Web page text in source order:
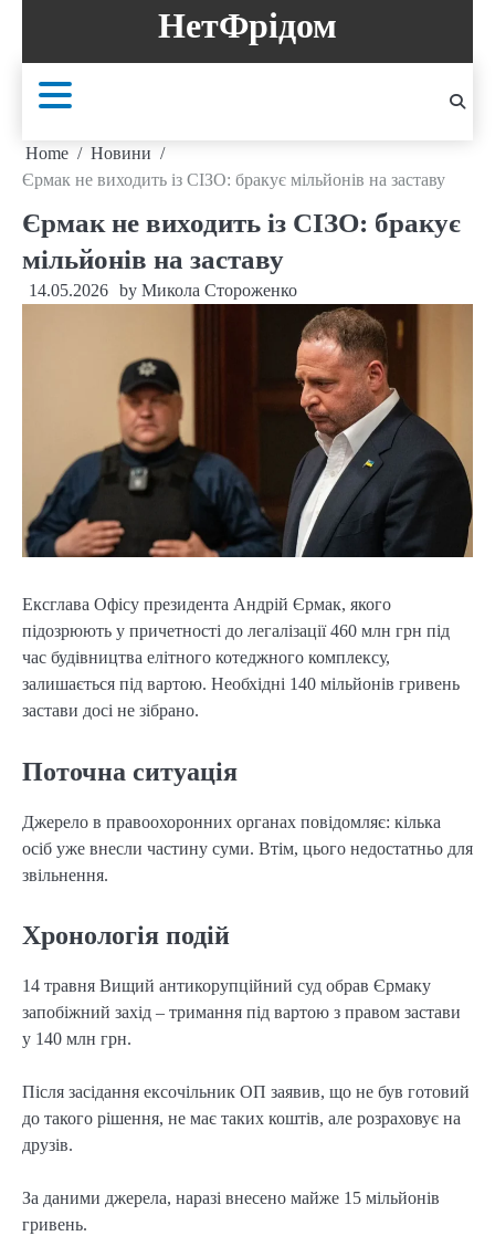
content
НетФрідом
Home
Новини
Єрмак не виходить із СІЗО: бракує мільйонів на заставу
Єрмак не виходить із СІЗО: бракує
мільйонів на заставу
14.05.2026 by Микола Стороженко
Ексглава Офісу президента Андрій Єрмак, якого
підозрюють у причетності до легалізації 460 млн грн під
час будівництва елітного котеджного комплексу,
залишається під вартою. Необхідні 140 мільйонів гривень
застави досі не зібрано.
Поточна ситуація
Джерело в правоохоронних органах повідомляє: кілька
осіб уже внесли частину суми. Втім, цього недостатньо для
звільнення.
Хронологія подій
14 травня Вищий антикорупційний суд обрав Єрмаку
запобіжний захід – тримання під вартою з правом застави
у 140 млн грн.
Після засідання ексочільник ОП заявив, що не був готовий
до такого рішення, не має таких коштів, але розраховує на
друзів.
За даними джерела, наразі внесено майже 15 мільйонів
гривень.